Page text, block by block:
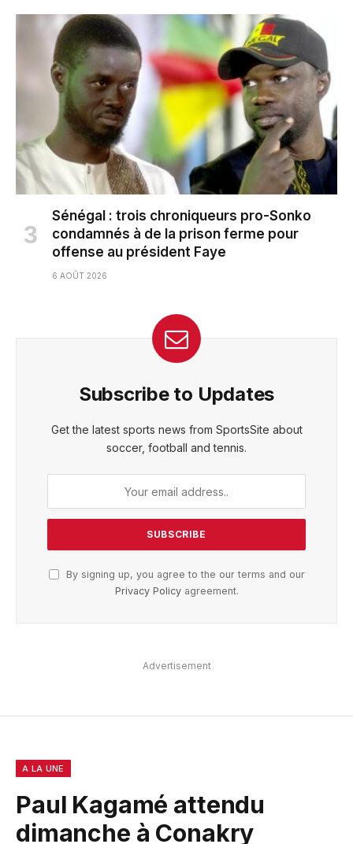
Sénégal : trois chroniqueurs pro-Sonko
condamnés à de la prison ferme pour
offense au président Faye
6 AOÛT 2026
Subscribe to Updates
Get the latest sports news from SportsSite about
soccer, football and tennis.
By signing up, you agree to the our terms and our
Privacy Policyagreement.
Advertisement
A LA UNE
Paul Kagamé attendu
dimanche à Conakry